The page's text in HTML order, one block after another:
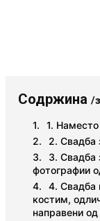
Содржина/
1.
2. Свадба
3. Свадба
фотографии
4. Свадба
костим,
направени од